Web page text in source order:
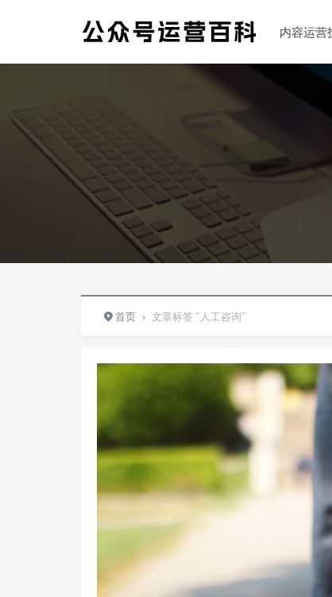
内容运营
首页 › 文章标签 "人工咨询"